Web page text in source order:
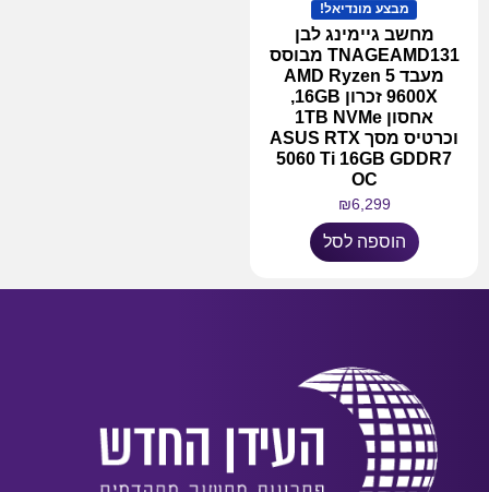
מבצע מונדיאל!
מחשב גיימינג לבן
TNAGEAMD131 מבוסס
מעבד AMD Ryzen 5
9600X זכרון 16GB,
אחסון 1TB NVMe
וכרטיס מסך ASUS RTX
5060 Ti 16GB GDDR7
OC
₪6,299
הוספה לסל